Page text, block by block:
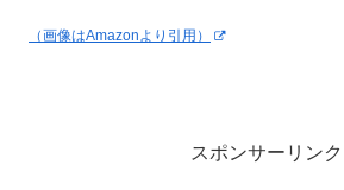
（画像はAmazonより引用）
スポンサーリンク